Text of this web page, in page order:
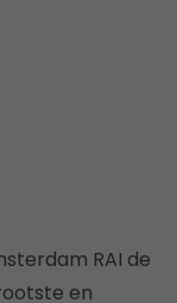
RAI de
en